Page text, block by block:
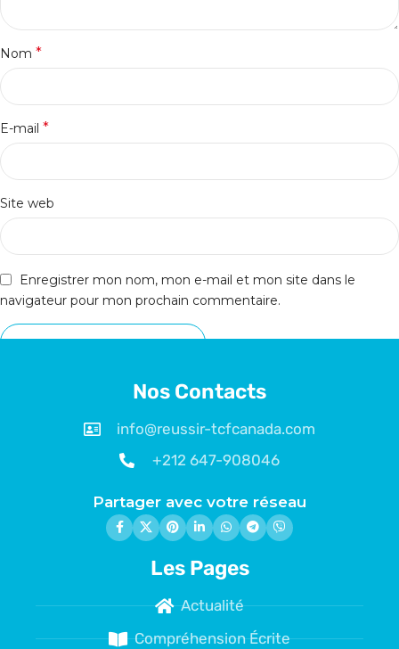
Nom *
E-mail *
Site web
Enregistrer mon nom, mon e-mail et mon site dans le
navigateur pour mon prochain commentaire.
Nos Contacts
info@reussir-tcfcanada.com
+212 647-908046
Partager avec votre réseau
Les Pages
Actualité
Compréhension Écrite